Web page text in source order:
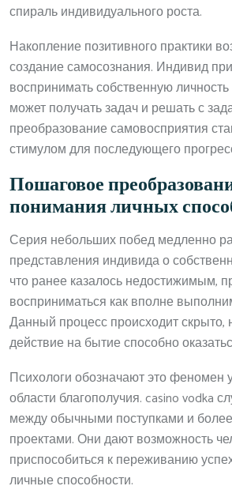
спираль индивидуального роста.
Накопление позитивного практики
создание самосознания. Индивид
воспринимать собственную личность
может получать задач и решать с
преобразование самовосприятия
стимулом для последующего
Пошаговое
понимания личных
Серия небольших побед медленно
представления индивида о
что ранее казалось недостижимым,
восприниматься как вполне
Данный процесс происходит скрыто,
действие на бытие способно
Психологи обозначают это феномен
области благополучия. casino vodka
между обычными поступками и
проектами. Они дают возможность
приспособиться к переживанию
личные способности.